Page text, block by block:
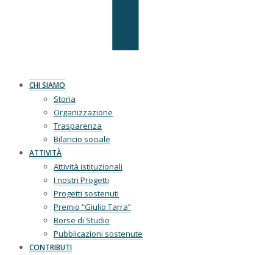
CHI SIAMO
Storia
Organizzazione
Trasparenza
Bilancio sociale
ATTIVITÀ
Attività istituzionali
I nostri Progetti
Progetti sostenuti
Premio “Giulio Tarra”
Borse di Studio
Pubblicazioni sostenute
CONTRIBUTI